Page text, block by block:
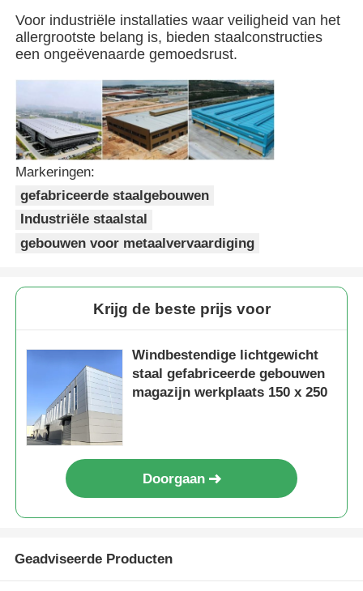
Stalen structuurgebouw
Workshop staalconstructies
staalconstructie magazijn
Schuur voor staalconstructies
Zware Staalstructuur
stalen structuurkantoor
Pluimveestal met stalen structuur
Openbare Stalen Gebouw
Voor industriële installaties waar veiligheid van het
allergrootste belang is, bieden staalconstructies
een ongeëvenaarde gemoedsrust.
Markeringen:
gefabriceerde staalgebouwen
Industriële staalstal
gebouwen voor metaalvervaardiging
Krijg de beste prijs voor
Windbestendige lichtgewicht
staal gefabriceerde gebouwen
magazijn werkplaats 150 x 250
Doorgaan
Geadviseerde Producten